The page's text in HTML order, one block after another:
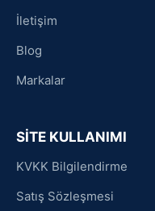
İletişim
Blog
Markalar
SİTE KULLANIMI
KVKK Bilgilendirme
Satış Sözleşmesi